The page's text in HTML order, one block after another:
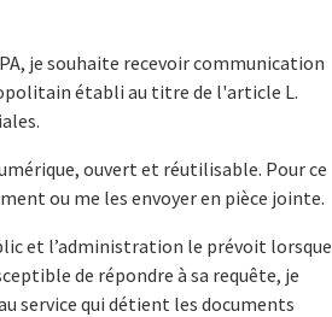
je souhaite recevoir communication
établi au titre de l'article L.
ouvert et réutilisable. Pour ce
ou me les envoyer en pièce jointe.
et l’administration le prévoit lorsque
de répondre à sa requête, je
service qui détient les documents